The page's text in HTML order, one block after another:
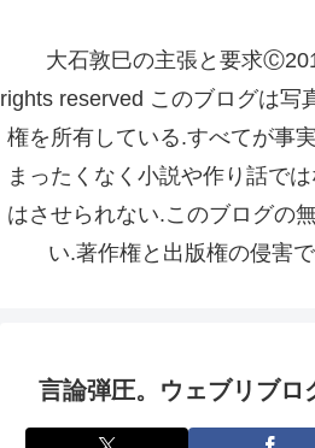
大石敦巳の主張と要求
rights reserved このブログは写
権を所有している.すべてが事
まったくなく小説や作り話で
はさせられない.このブログの
い.著作権と出版権の侵害
言論弾圧。ウェブリブロ